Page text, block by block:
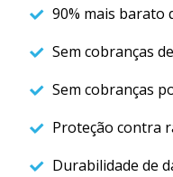
90% mais barato
Sem cobranças
Sem cobranças
Proteção contra
Durabilidade de